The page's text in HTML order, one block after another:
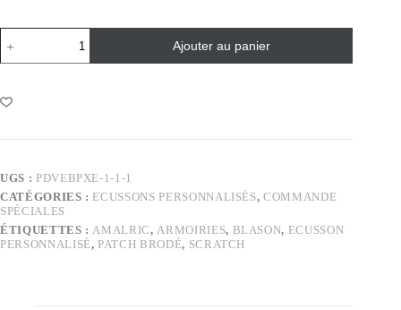
Ajouter au panier
UGS : PDVEBPXE-1-1-1
CATÉGORIES : ECUSSONS PERSONNALISÉS,COMMANDE
SPÉCIALES
ÉTIQUETTES :AMALRIC,ARMOIRIES, BLASON, ECUSSON
PERSONNALISÉ, PATCH BRODÉ, SCRATCH